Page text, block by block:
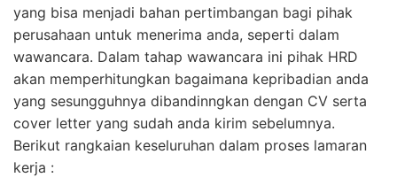
yang bisa menjadi bahan pertimbangan bagi pihak
perusahaan untuk menerima anda, seperti dalam
wawancara. Dalam tahap wawancara ini pihak HRD
akan memperhitungkan bagaimana kepribadian anda
yang sesungguhnya dibandinngkan dengan CV serta
cover letter yang sudah anda kirim sebelumnya.
Berikut rangkaian keseluruhan dalam proses lamaran
kerja :